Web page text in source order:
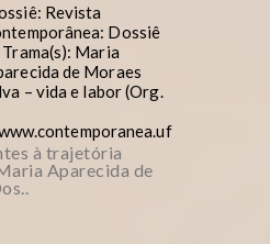
Revista
Dossiê
Trama(s): Maria
de Moraes
– vida e labor (Org.
à trajetória
Aparecida de